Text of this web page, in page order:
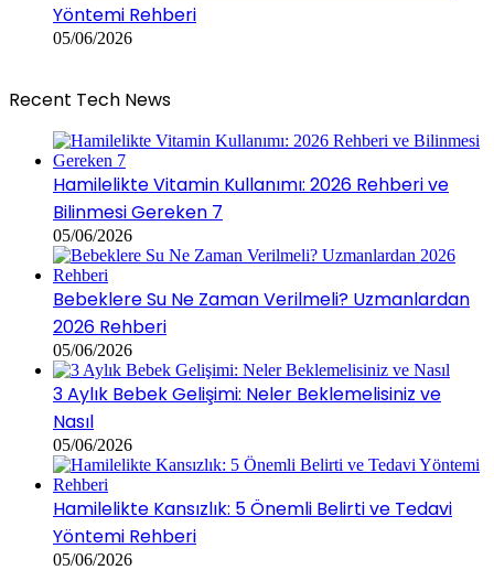
Yöntemi Rehberi
05/06/2026
Recent Tech News
Hamilelikte Vitamin Kullanımı: 2026 Rehberi ve
Bilinmesi Gereken 7
05/06/2026
Bebeklere Su Ne Zaman Verilmeli? Uzmanlardan
2026 Rehberi
05/06/2026
3 Aylık Bebek Gelişimi: Neler Beklemelisiniz ve
Nasıl
05/06/2026
Hamilelikte Kansızlık: 5 Önemli Belirti ve Tedavi
Yöntemi Rehberi
05/06/2026